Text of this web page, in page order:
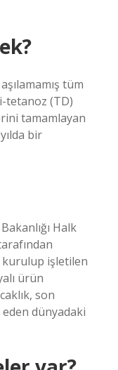
tüm
tetanoz (TD)
tamamlayan
bir
Halk
kurulup işletilen
ürün
son
dünyadaki